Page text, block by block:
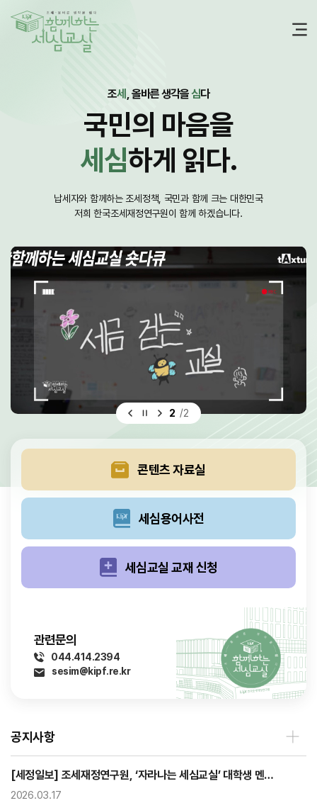
조세 , 올바른 생각을심다
국민의 마음을
세심하게 읽다.
납세자와 함께하는 조세정책, 국민과 함께 크는 대한민국
저희 한국조세재정연구원이 함께 하겠습니다.
2 /2
콘텐츠 자료실
세심용어사전
세심교실 교재 신청
관련문의
044.414.2394
sesim@kipf.re.kr
공지사항
[세정일보] 조세재정연구원, ‘자라나는 세심교실’ 대학생 멘토 연수 개최
2026.03.17